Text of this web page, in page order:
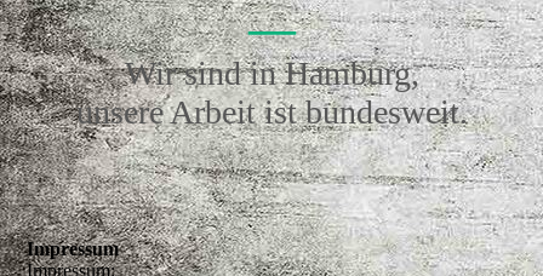
—
Wir sind in Hamburg,
unsere Arbeit ist bundesweit.
Impressum
Impressum: